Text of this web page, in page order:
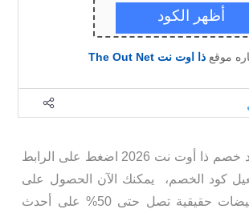
موقعذا اوت نت The Out Net
كود خصم ذا أوت نت 2026 اضغط على الرابط
كود الخصم، يمكنك الآن الحصول على
تخفيضات حقيقية تصل حتى 50% على أحدث